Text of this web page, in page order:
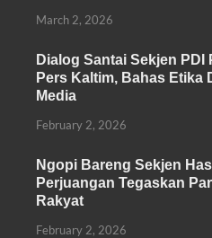
March 2, 2026
Dialog Santai Sekjen
Pers Kaltim, Bahas Etika
Media
February 2, 2026
Ngopi Bareng Sekjen
Perjuangan Tegaskan
Rakyat
February 2, 2026